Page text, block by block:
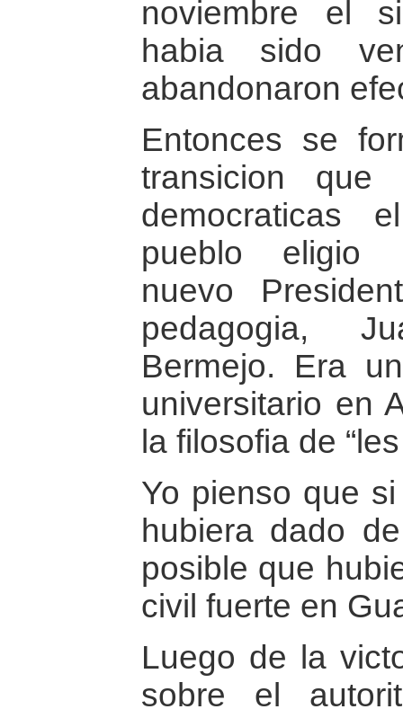
noviembre el
habia sido
abandonaron
Entonces se
transicion que
democraticas
pueblo eligio
nuevo
pedagogia,
Bermejo. Era
universitario en
la filosofia de
Yo pienso que
hubiera dado
posible que
civil fuerte en
Luego de la
sobre el